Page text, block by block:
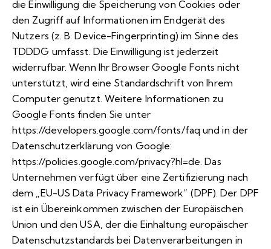
die Einwilligung die Speicherung von Cookies oder
den Zugriff auf Informationen im Endgerät des
Nutzers (z. B. Device-Fingerprinting) im Sinne des
TDDDG umfasst. Die Einwilligung ist jederzeit
widerrufbar. Wenn Ihr Browser Google Fonts nicht
unterstützt, wird eine Standardschrift von Ihrem
Computer genutzt. Weitere Informationen zu
Google Fonts finden Sie unter
https://developers.google.com/fonts/faq und in der
Datenschutzerklärung von Google:
https://policies.google.com/privacy?hl=de. Das
Unternehmen verfügt über eine Zertifizierung nach
dem „EU-US Data Privacy Framework“ (DPF). Der DPF
ist ein Übereinkommen zwischen der Europäischen
Union und den USA, der die Einhaltung europäischer
Datenschutzstandards bei Datenverarbeitungen in